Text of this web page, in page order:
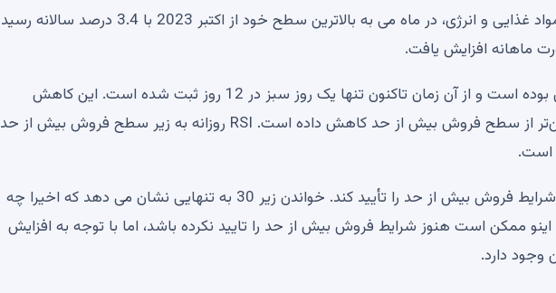
نرخ تورم اصلی، بدون احتساب قیمت مواد غذایی و انرژی، در ماه می به بالاترین سطح خود از اکتبر 2023 با 3.4 درصد سالانه رسید
شیبا اینو از اواسط ژوئن در حال کاهش بوده است و از آن زمان تاکنون تنها یک روز سبز در 12 روز ثبت شده است. این کاهش
شاخص‌های حرکت شیبا اینو را به پایین‌تر از سطح فروش بیش از حد کاهش داده است. RSI روزانه به زیر سطح فروش بیش از حد
بازار اغلب زمانی بهبود می یابد که RSI شرایط فروش بیش از حد را تأیید کند. خواندن زیر 30 به تنهایی نشان می دهد که اخیرا چه
اینو ممکن است هنوز شرایط فروش بیش از حد را تایید نکرده باشد، اما با توجه به افزایش
وجود دارد.